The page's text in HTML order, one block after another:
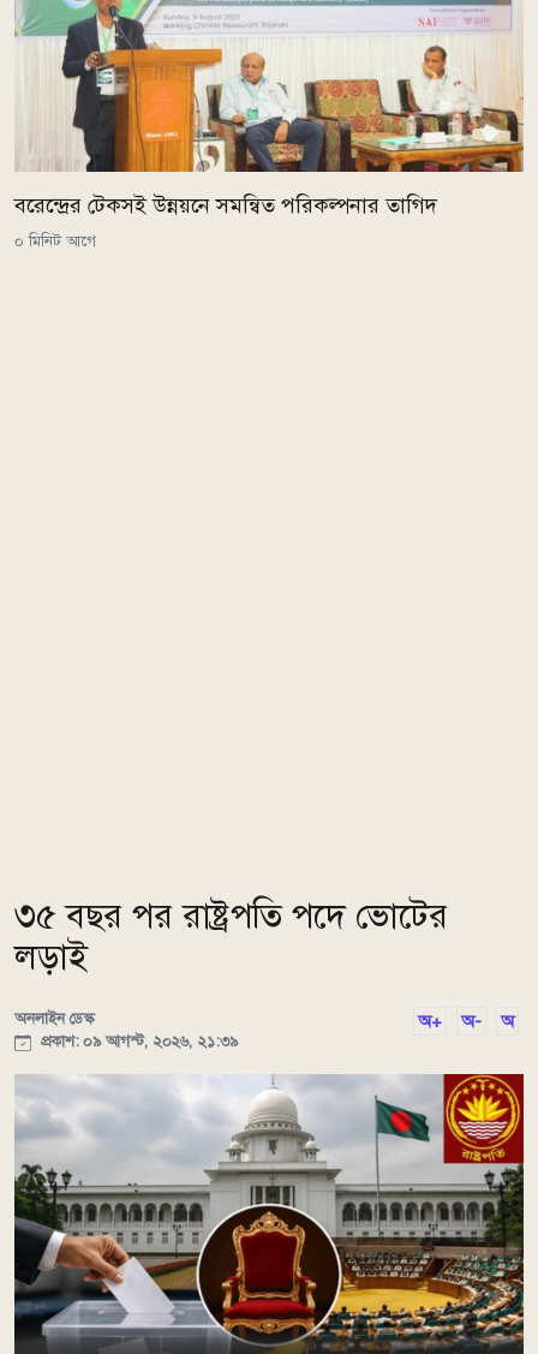
বরেন্দ্রের টেকসই উন্নয়নে সমন্বিত পরিকল্পনার তাগিদ
০ মিনিট আগে
৩৫ বছর পর রাষ্ট্রপতি পদে ভোটের
লড়াই
অনলাইন ডেস্ক
প্রকাশ: ০৯ আগস্ট, ২০২৬, ২১:৩৯
অ+ অ- অ